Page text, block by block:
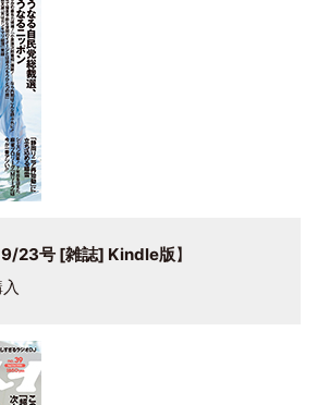
23号 [雑誌] Kindle版】